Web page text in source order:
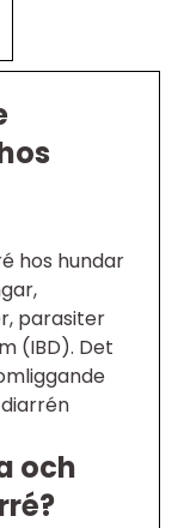
hos hundar
parasiter
(IBD). Det
och